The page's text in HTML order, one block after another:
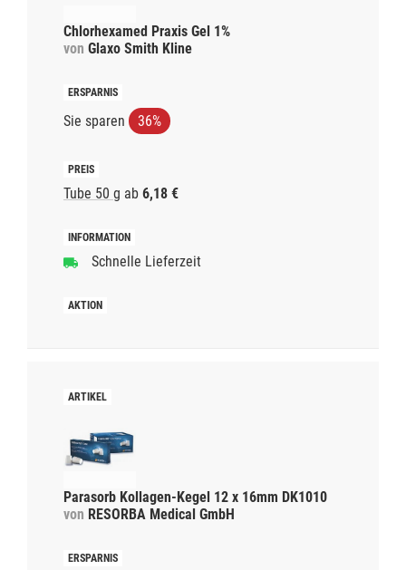
Chlorhexamed Praxis Gel 1%
von Glaxo Smith Kline
Sie sparen 36%
Tube 50 g ab 6,18 €
Schnelle Lieferzeit
Parasorb Kollagen-Kegel 12 x 16mm DK1010
von RESORBA Medical GmbH